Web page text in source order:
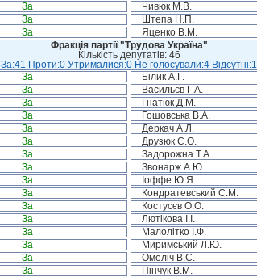
За Чивюк М.В.
За Штепа Н.П.
За Яценко В.М.
Фракція партії "Трудова Україна"
Кількість депутатів: 46
За:41 Проти:0 Утрималися:0 Не голосували:4 Відсутні:1
За Білик А.Г.
За Васильєв Г.А.
За Гнатюк Д.М.
За Гошовська В.А.
За Деркач А.Л.
За Друзюк С.О.
За Задорожна Т.А.
За Звонарж А.Ю.
За Іоффе Ю.Я.
За Кондратевський С.М.
За Костусєв О.О.
За Лютікова І.І.
За Малолітко І.Ф.
За Миримський Л.Ю.
За Омеліч В.С.
За Пінчук В.М.